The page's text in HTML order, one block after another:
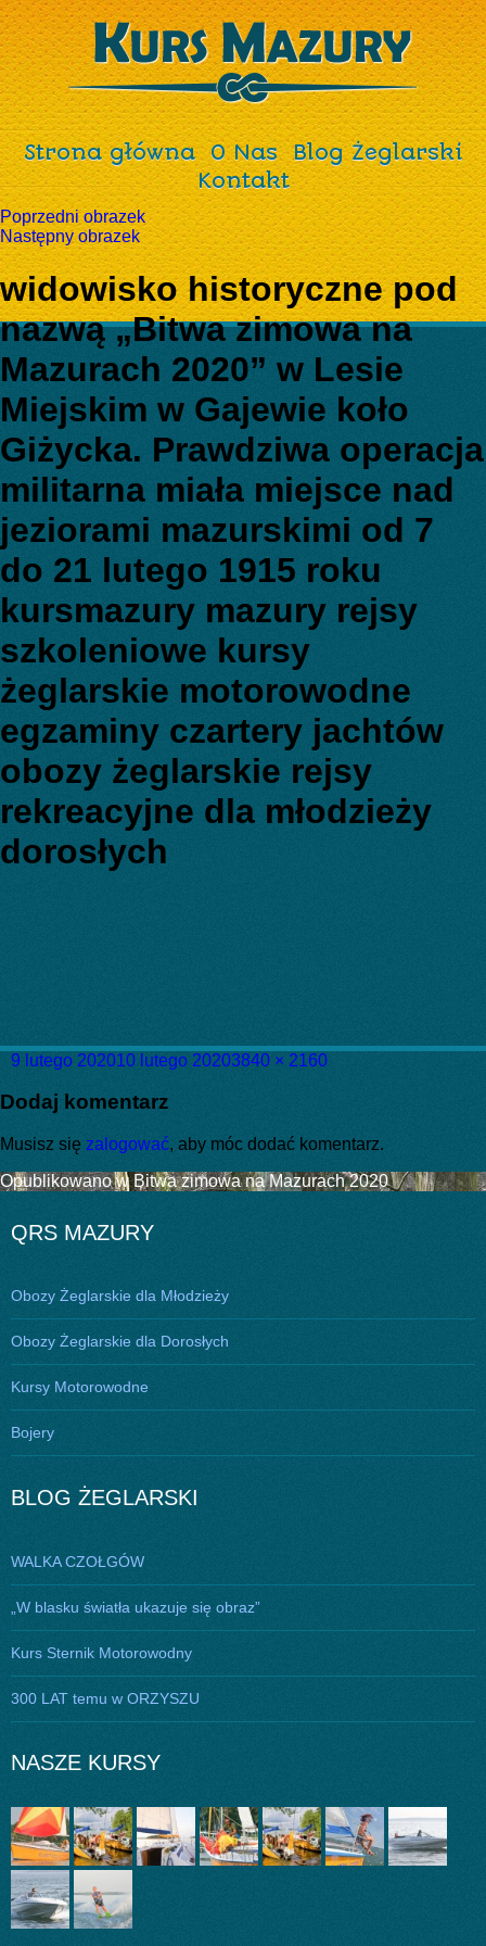
Strona główna O Nas
Blog Żeglarski
Kontakt
Poprzedni obrazek
Następny obrazek
widowisko historyczne pod
nazwą „Bitwa zimowa na
Mazurach 2020” w Lesie
Miejskim w Gajewie koło
Giżycka. Prawdziwa operacja
militarna miała miejsce nad
jeziorami mazurskimi od 7
do 21 lutego 1915 roku
kursmazury mazury rejsy
szkoleniowe kursy
żeglarskie motorowodne
egzaminy czartery jachtów
obozy żeglarskie rejsy
rekreacyjne dla młodzieży
dorosłych
Data
9 lutego 202010 lutego 2020Pełny
3840 × 2160
Dodaj komentarz
Musisz się zalogować, aby móc dodać komentarz.
Nawigacja
Opublikowano wBitwa zimowa na Mazurach 2020
QRS MAZURY
Obozy Żeglarskie dla Młodzieży
Obozy Żeglarskie dla Dorosłych
Kursy Motorowodne
Bojery
BLOG ŻEGLARSKI
WALKA CZOŁGÓW
„W blasku światła ukazuje się obraz”
Kurs Sternik Motorowodny
300 LAT temu w ORZYSZU
NASZE KURSY